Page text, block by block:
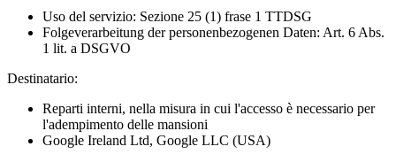
Uso del servizio: Sezione 25 (1) frase 1 TTDSG
Folgeverarbeitung der personenbezogenen Daten: Art. 6 Abs.
1 lit. a DSGVO
Destinatario:
Reparti interni, nella misura in cui l'accesso è necessario per
l'adempimento delle mansioni
Google Ireland Ltd, Google LLC (USA)